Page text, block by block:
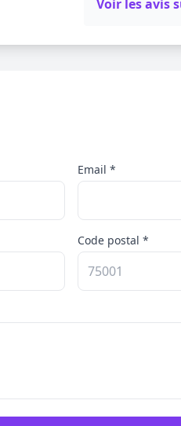
Voir les avis
Email *
Code postal *